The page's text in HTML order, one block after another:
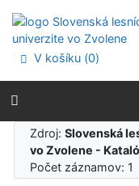
Prejsť na menu
Prehlásenie o
V košíku (0)
Zdroj:Slovenská
vo Zvolene -
Počet záznamov: 1